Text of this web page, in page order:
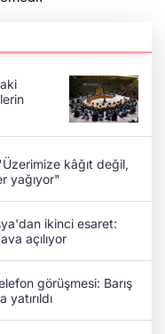
kâğıt değil,
yağıyor"
ikinci esaret:
açılıyor
görüşmesi: Barış